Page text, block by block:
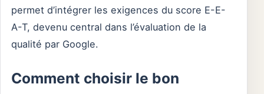
permet d’intégrer les exigences du score E-E-
A-T, devenu central dans l’évaluation de la
qualité par Google.
Comment choisir le bon